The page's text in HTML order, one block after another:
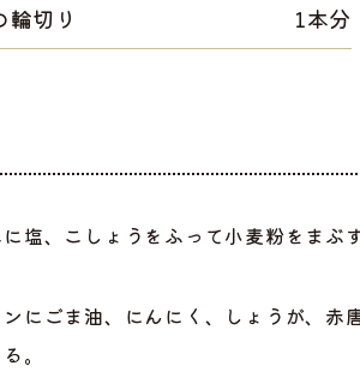
切り
1本分
塩、こしょうをふって小麦粉をまぶ
ンにごま油、にんにく、しょうが、
。